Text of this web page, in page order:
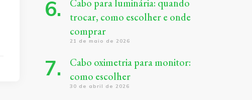
Cabo para luminária: quando
trocar, como escolher e onde
comprar
21 de maio de 2026
Cabo oximetria para monitor:
como escolher
30 de abril de 2026